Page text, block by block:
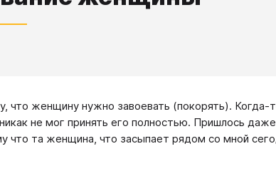
что женщину нужно завоевать (покорять). Когда-
не мог принять его полностью. Пришлось
что та женщина, что засыпает рядом со мной